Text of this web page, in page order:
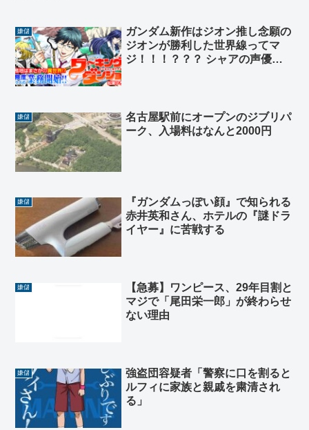
嫌儲
ガンダム新作はジオン推し念願の
ジオンが勝利した世界線ってマ
ジ！！！？？？ シャアの声優も
嫌儲
名古屋駅前にオープンのジブリパ
ーク、入場料はなんと2000円
嫌儲
『ガンダムっぽい顔』で知られる
赤井英和さん、ホテルの『謎ドラ
イヤー』に苦戦する
嫌儲
【急募】ワンピース、29年目割と
マジで「尾田栄一郎」が終わらせ
ない理由
嫌儲
強盗団容疑者「警察に口を割ると
ルフィに家族と親戚を粛清され
る」